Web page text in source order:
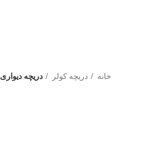
خانه دریچه کولر دریچه دیواری